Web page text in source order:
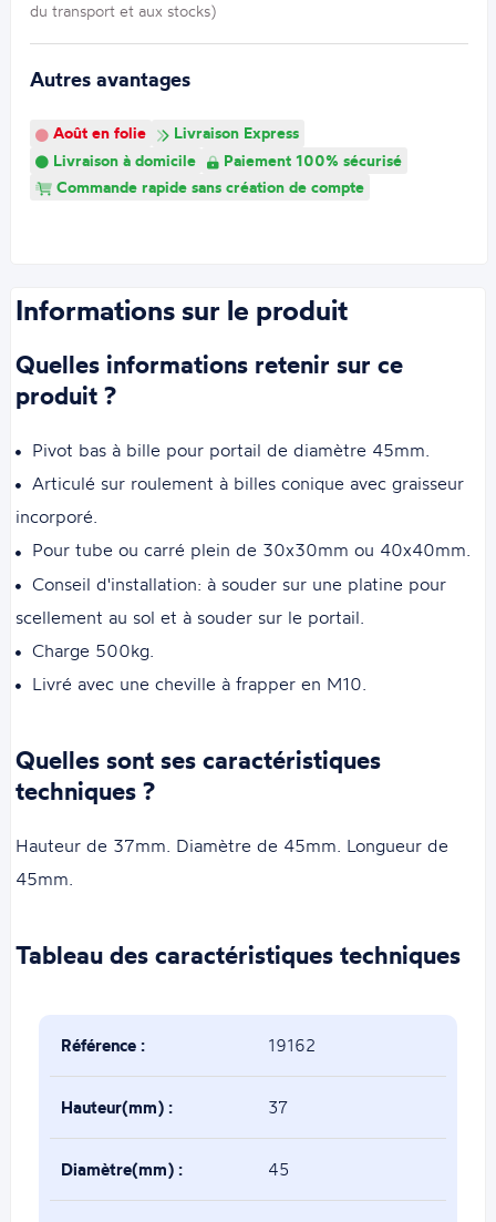
du transport et aux stocks)
Autres avantages
Août en folie
Livraison Express
Livraison à domicile
Paiement 100% sécurisé
Commande rapide sans création de compte
Informations sur le produit
Quelles informations retenir sur ce
produit ?
Pivot bas à bille pour portail de diamètre 45mm.
Articulé sur roulement à billes conique avec graisseur
incorporé.
Pour tube ou carré plein de 30x30mm ou 40x40mm.
Conseil d'installation: à souder sur une platine pour
scellement au sol et à souder sur le portail.
Charge 500kg.
Livré avec une cheville à frapper en M10.
Quelles sont ses caractéristiques
techniques ?
Hauteur de 37mm. Diamètre de 45mm. Longueur de
45mm.
Tableau des caractéristiques techniques
Référence : 19162
Hauteur(mm) : 37
Diamètre(mm) : 45